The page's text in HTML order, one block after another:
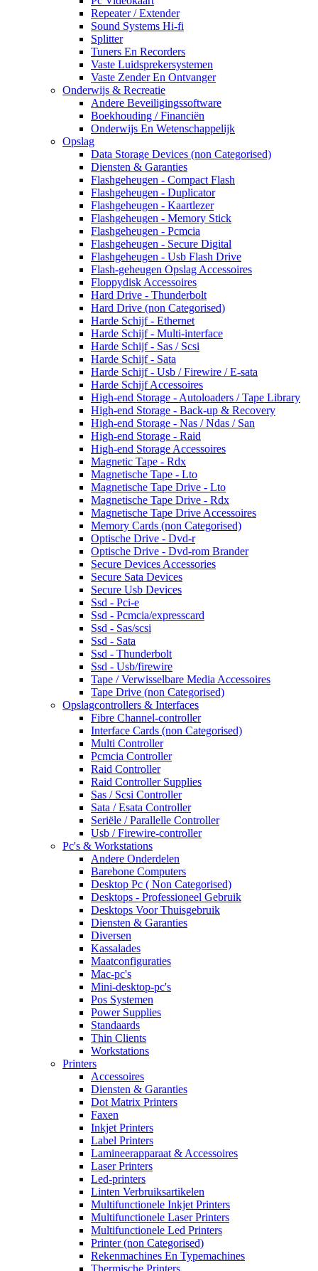
Repeater / Extender
Sound Systems Hi-fi
Splitter
Tuners En Recorders
Vaste Luidsprekersystemen
Vaste Zender En Ontvanger
Onderwijs & Recreatie
Andere Beveiligingssoftware
Boekhouding / Financiën
Onderwijs En Wetenschappelijk
Opslag
Data Storage Devices (non Categorised)
Diensten & Garanties
Flashgeheugen - Compact Flash
Flashgeheugen - Duplicator
Flashgeheugen - Kaartlezer
Flashgeheugen - Memory Stick
Flashgeheugen - Pcmcia
Flashgeheugen - Secure Digital
Flashgeheugen - Usb Flash Drive
Flash-geheugen Opslag Accessoires
Floppydisk Accessoires
Hard Drive - Thunderbolt
Hard Drive (non Categorised)
Harde Schijf - Ethernet
Harde Schijf - Multi-interface
Harde Schijf - Sas / Scsi
Harde Schijf - Sata
Harde Schijf - Usb / Firewire / E-sata
Harde Schijf Accessoires
High-end Storage - Autoloaders / Tape Library
High-end Storage - Back-up & Recovery
High-end Storage - Nas / Ndas / San
High-end Storage - Raid
High-end Storage Accessoires
Magnetic Tape - Rdx
Magnetische Tape - Lto
Magnetische Tape Drive - Lto
Magnetische Tape Drive - Rdx
Magnetische Tape Drive Accessoires
Memory Cards (non Categorised)
Optische Drive - Dvd-r
Optische Drive - Dvd-rom Brander
Secure Devices Accessories
Secure Sata Devices
Secure Usb Devices
Ssd - Pci-e
Ssd - Pcmcia/expresscard
Ssd - Sas/scsi
Ssd - Sata
Ssd - Thunderbolt
Ssd - Usb/firewire
Tape / Verwisselbare Media Accessoires
Tape Drive (non Categorised)
Opslagcontrollers & Interfaces
Fibre Channel-controller
Interface Cards (non Categorised)
Multi Controller
Pcmcia Controller
Raid Controller
Raid Controller Supplies
Sas / Scsi Controller
Sata / Esata Controller
Seriële / Parallelle Controller
Usb / Firewire-controller
Pc's & Workstations
Andere Onderdelen
Barebone Computers
Desktop Pc ( Non Categorised)
Desktops - Professioneel Gebruik
Desktops Voor Thuisgebruik
Diensten & Garanties
Diversen
Kassalades
Maatconfiguraties
Mac-pc's
Mini-desktop-pc's
Pos Systemen
Power Supplies
Standaards
Thin Clients
Workstations
Printers
Accessoires
Diensten & Garanties
Dot Matrix Printers
Faxen
Inkjet Printers
Label Printers
Lamineerapparaat & Accessoires
Laser Printers
Led-printers
Linten Verbruiksartikelen
Multifunctionele Inkjet Printers
Multifunctionele Laser Printers
Multifunctionele Led Printers
Printer (non Categorised)
Rekenmachines En Typemachines
Thermische Printers